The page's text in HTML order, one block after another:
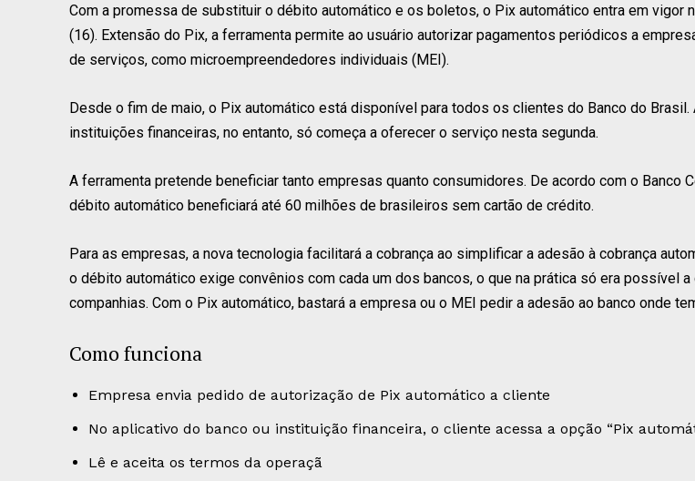
Com a promessa de substituir o débito automático e os boletos, o Pix automático entra em vigor
(16). Extensão do Pix, a ferramenta permite ao usuário autorizar pagamentos periódicos a
de serviços, como microempreendedores individuais (MEI).
Desde o fim de maio, o Pix automático está disponível para todos os clientes do Banco do Brasil.
instituições financeiras, no entanto, só começa a oferecer o serviço nesta segunda.
A ferramenta pretende beneficiar tanto empresas quanto consumidores. De acordo com o Banco
débito automático beneficiará até 60 milhões de brasileiros sem cartão de crédito.
Para as empresas, a nova tecnologia facilitará a cobrança ao simplificar a adesão à cobrança
o débito automático exige convênios com cada um dos bancos, o que na prática só era possível a
companhias. Com o Pix automático, bastará a empresa ou o MEI pedir a adesão ao banco onde
Como funciona
Empresa envia pedido de autorização de Pix automático a cliente
No aplicativo do banco ou instituição financeira, o cliente acessa a opção “Pix
Lê e aceita os termos da operaçã